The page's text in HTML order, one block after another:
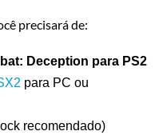
precisará de:
Deception para PS2
para PC ou
recomendado)